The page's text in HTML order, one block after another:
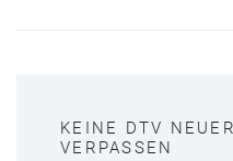
KEINE DTV
VERPASSEN